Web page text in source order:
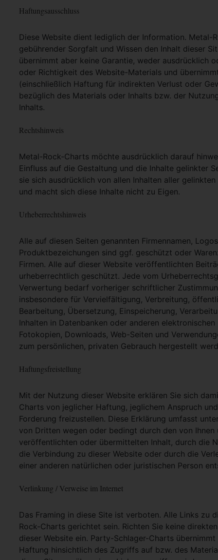
Haftungsausschluss
Diese Website dient lediglich der Information. Metal-
gebührender Sorgfalt und Wissen den Inhalt dieser
übernimmt aber keine Garantie, weder ausdrücklich
oder Richtigkeit des Website-Materials und
(einschließlich Haftung für indirekten Verlust oder
bezüglich des Materials oder Inhalts bzw. der
Inhalts.
Rechtshinweis
Metal-Rock-Charts möchte ausdrücklich darauf
Einfluss auf die Gestaltung und die Inhalte gelinkter
sie sich ausdrücklich von allen Inhalten aller
und macht sich diese Inhalte nicht zu Eigen.
Urheberrechtshinweis
Alle auf diesen Seiten genannten Firmennamen,
Produktbezeichungen sind ggf. geschützt oder
Firmen. Alle auf dieser Website veröffentlichten
urheberrechtlich geschützt. Jede vom
Verwertung bedarf vorheriger schriftlicher
insbesondere für Vervielfältigung, Verbreitung,
Bearbeitung, Übersetzung, Einspeicherung,
Inhalten in Datenbanken oder anderen
Fotokopien, Downloads, Web-Seiten und
zum persönlichen, privaten Gebrauch hergestellt
Haftungsfreistellung
Mit der Nutzung dieser Website erklären Sie sich
Charts von jeglicher Haftung, jeglichem Anspruch
Forderung freizustellen. Diese Erklärung umfasst
von Dritten wegen oder bedingt durch den von Ihnen
veröffentlichten oder übermittelten Inhalt, durch die
die Verbindung zu dieser Website oder durch die
einer anderen natürlichen oder juristischen Person
Verlinkung / Verweise im Internet
Das Framing in diese Site ist verboten. Alle Links zu
Rock-Charts gerichtet sein. Richten Sie keine
dieser Website ein. Party-Schlager-Charts
Haftung hinsichtlich des Zugriffs auf bzw. des